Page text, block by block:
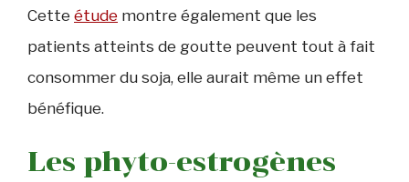
Cette étude montre également que les
patients atteints de goutte peuvent tout à fait
consommer du soja, elle aurait même un effet
bénéfique.
Les phyto-estrogènes